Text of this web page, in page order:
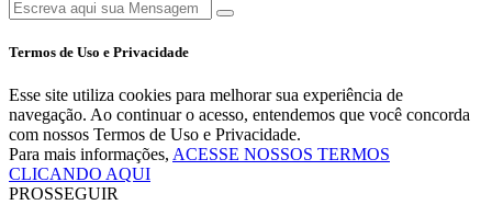
Termos de Uso e Privacidade
Esse site utiliza cookies para melhorar sua experiência de
navegação. Ao continuar o acesso, entendemos que você concorda
com nossos Termos de Uso e Privacidade.
Para mais informações, ACESSE NOSSOS TERMOS
CLICANDO AQUI
PROSSEGUIR